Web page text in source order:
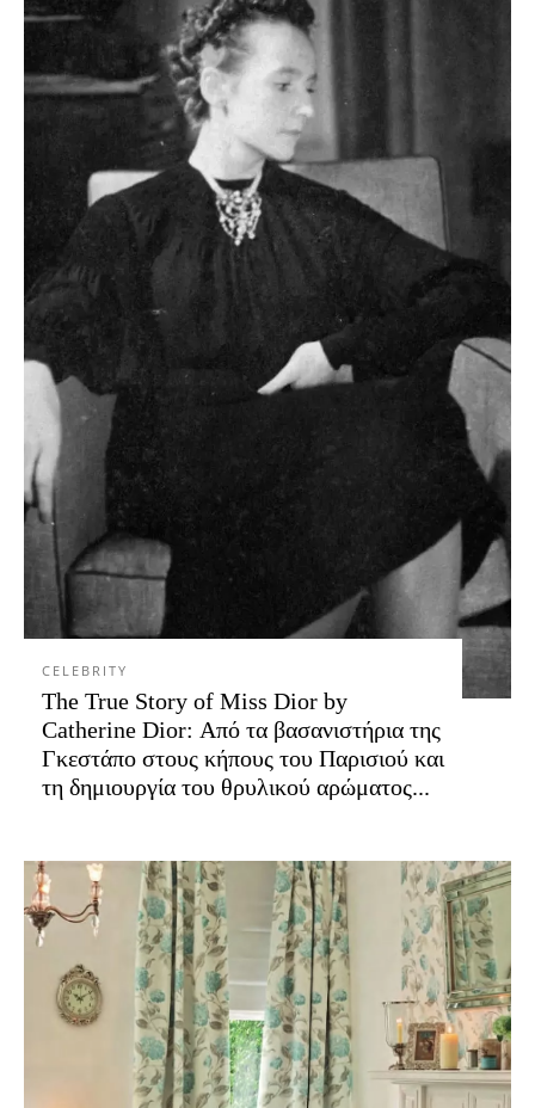
CELEBRITY
The True Story of Miss Dior by
Catherine Dior: Από τα βασανιστήρια της
Γκεστάπο στους κήπους του Παρισιού και
τη δημιουργία του θρυλικού αρώματος...